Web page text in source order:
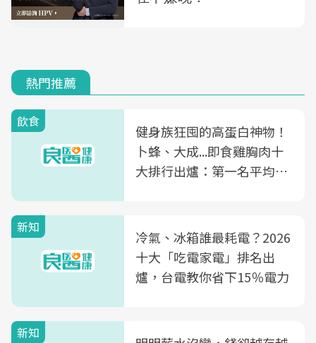
熱門推薦
飲食
健身族狂囤的高蛋白神物！
卜蜂、大成...即食雞胸肉十
大排行出爐：第一名平均一
新知
冷氣、冰箱誰最耗電？2026
十大「吃電家電」排名出
爐，台電教你省下15％電力
新知